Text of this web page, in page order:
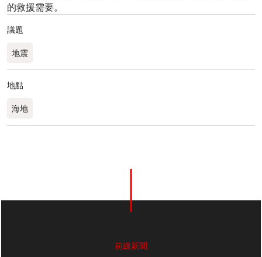
的救援需要。
議題
地震
地點
海地
前線新聞